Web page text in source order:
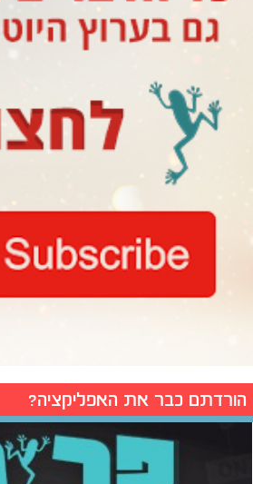
הורדתם כבר את האפליקציה?